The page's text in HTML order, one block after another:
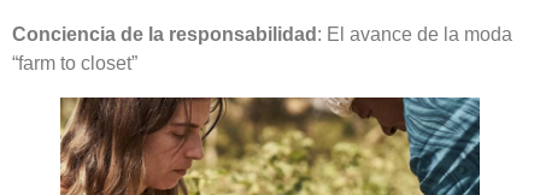
Conciencia de la responsabilidad : El avance de la moda
“farm to closet”